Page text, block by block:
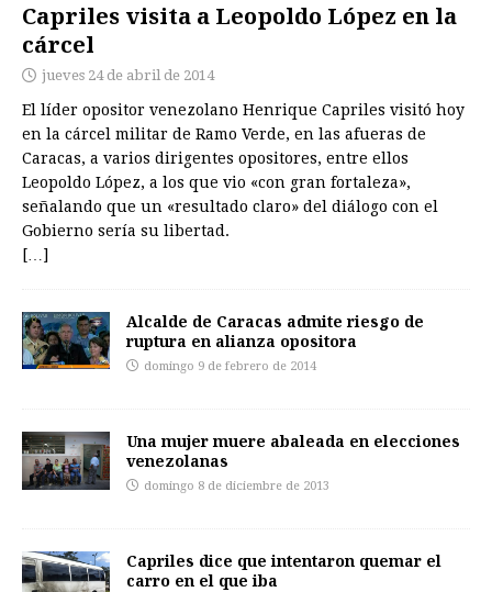
Capriles visita a Leopoldo López en la
cárcel
jueves 24 de abril de 2014
El líder opositor venezolano Henrique Capriles visitó hoy
en la cárcel militar de Ramo Verde, en las afueras de
Caracas, a varios dirigentes opositores, entre ellos
Leopoldo López, a los que vio «con gran fortaleza»,
señalando que un «resultado claro» del diálogo con el
Gobierno sería su libertad.
[…]
Alcalde de Caracas admite riesgo de
ruptura en alianza opositora
domingo 9 de febrero de 2014
Una mujer muere abaleada en elecciones
venezolanas
domingo 8 de diciembre de 2013
Capriles dice que intentaron quemar el
carro en el que iba